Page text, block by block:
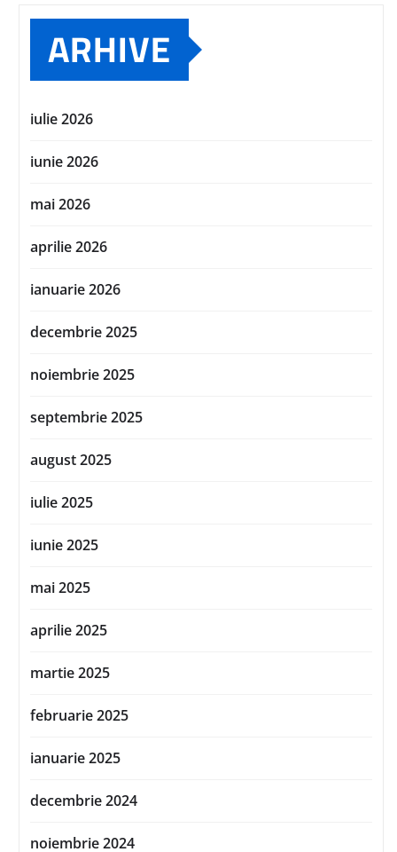
ARHIVE
iulie 2026
iunie 2026
mai 2026
aprilie 2026
ianuarie 2026
decembrie 2025
noiembrie 2025
septembrie 2025
august 2025
iulie 2025
iunie 2025
mai 2025
aprilie 2025
martie 2025
februarie 2025
ianuarie 2025
decembrie 2024
noiembrie 2024